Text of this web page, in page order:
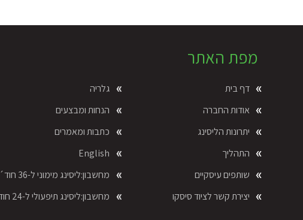
מפת האתר
דף בית
אודות החברה
יתרונות הליסינג
התהליך
שותפים עיסקיים
יצירת קשר לציוד סיסקו
גלריה
הנחות ומבצעים
כתבות ומאמרים
English
מחשבון:ליסינג מימוני ל-36 חוד´
מחשבון:ליסינג תיפעולי ל-24 חוד´